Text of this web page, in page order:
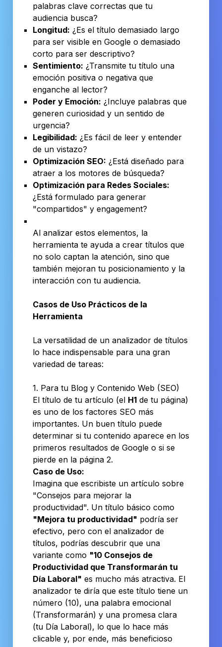
palabras clave correctas que tu
audiencia busca?
Longitud: ¿Es el título demasiado largo
para ser visible en Google o demasiado
corto para ser descriptivo?
Sentimiento: ¿Transmite tu título una
emoción positiva o negativa que
enganche al lector?
Poder y Emoción: ¿Incluye palabras que
generen curiosidad y un sentido de
urgencia?
Legibilidad: ¿Es fácil de leer y entender
de un vistazo?
Optimización SEO: ¿Está diseñado para
atraer a los motores de búsqueda?
Optimización para Redes Sociales:
¿Está formulado para generar
"compartidos" y engagement?
Al analizar estos elementos, la
herramienta te ayuda a crear títulos que
no solo captan la atención, sino que
también mejoran tu posicionamiento y la
interacción con tu audiencia.
Casos de Uso Prácticos de la
Herramienta
La versatilidad de un analizador de títulos
lo hace indispensable para una gran
variedad de tareas:
1. Para tu Blog y Contenido Web (SEO)
El título de tu artículo (el H1 de tu página)
es uno de los factores SEO más
importantes. Un buen título puede
determinar si tu contenido aparece en los
primeros resultados de Google o si se
pierde en la página 2.
Caso de Uso:
Imagina que escribiste un artículo sobre
"Consejos para mejorar la
productividad". Un título básico como
"Mejora tu productividad" podría ser
efectivo, pero con el analizador de
títulos, podrías descubrir que una
variante como "10 Consejos de
Productividad que Transformarán tu
Día Laboral" es mucho más atractiva. El
analizador te diría que este título tiene un
número (10), una palabra emocional
(Transformarán) y una promesa clara
(tu Día Laboral), lo que lo hace más
clicable y, por ende, más beneficioso